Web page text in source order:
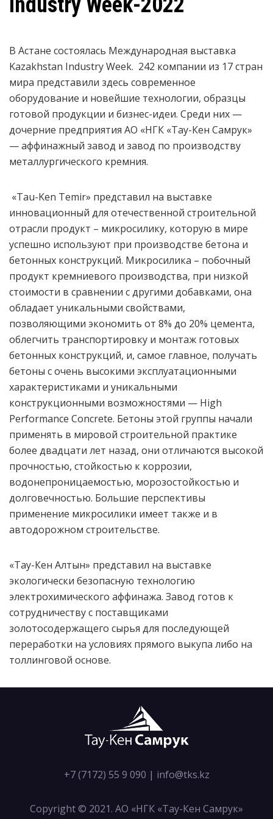
В Астане состоялась Международная выставка
Kazakhstan Industry Week. 242 компании из 17 стран
мира представили здесь современное
оборудование и новейшие технологии, образцы
готовой продукции и бизнес-идеи. Среди них —
дочерние предприятия АО «НГК «Тау-Кен Самрук»
— аффинажный завод и завод по производству
металлургического кремния.
«Tau-Ken Temir» представил на выставке
инновационный для отечественной строительной
отрасли продукт – микросилику, которую в мире
успешно используют при производстве бетона и
бетонных конструкций. Микросилика – побочный
продукт кремниевого производства, при низкой
стоимости в сравнении с другими добавками, она
обладает уникальными свойствами,
позволяющими экономить от 8% до 20% цемента,
облегчить транспортировку и монтаж готовых
бетонных конструкций, и, самое главное, получать
бетоны с очень высокими эксплуатационными
характеристиками и уникальными
конструкционными возможностями — High
Performance Concrete. Бетоны этой группы начали
применять в мировой строительной практике
более двадцати лет назад, они отличаются высокой
прочностью, стойкостью к коррозии,
водонепроницаемостью, морозостойкостью и
долговечностью. Большие перспективы
применение микросилики имеет также и в
автодорожном строительстве.
«Тау-Кен Алтын» представил на выставке
экологически безопасную технологию
электрохимического аффинажа. Завод готов к
сотрудничеству с поставщиками
золотосодержащего сырья для последующей
переработки на условиях прямого выкупа либо на
толлинговой основе.
+7 (7172) 55 9 090 | info@tks.kz
Copyright © 2021. АО «НГК «Тау-Кен Самрук»